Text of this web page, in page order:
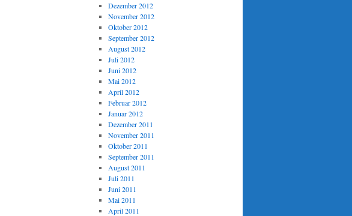
Dezember 2012
November 2012
Oktober 2012
September 2012
August 2012
Juli 2012
Juni 2012
Mai 2012
April 2012
Februar 2012
Januar 2012
Dezember 2011
November 2011
Oktober 2011
September 2011
August 2011
Juli 2011
Juni 2011
Mai 2011
April 2011